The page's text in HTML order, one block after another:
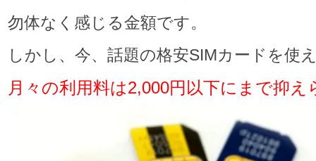
勿体なく感じる金額です。
しかし、今、話題の格安SIMカードを使
月々の利用料は2,000円以下にまで抑え